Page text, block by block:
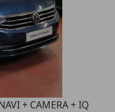
+ CAMERA + IQ